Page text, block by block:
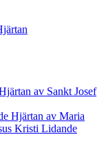
av Sankt Josef
Hjärtan av Maria
Kristi Lidande